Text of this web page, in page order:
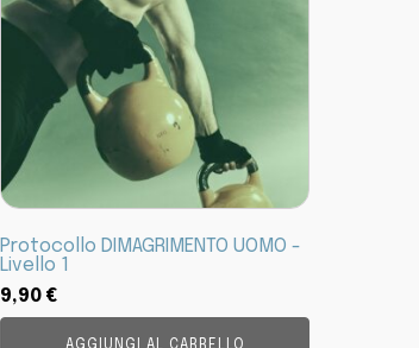
Protocollo DIMAGRIMENTO UOMO -
Livello 1
9,90 €